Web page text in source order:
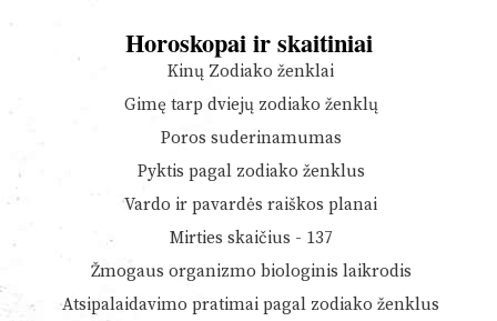
Horoskopai ir skaitiniai
Kinų Zodiako ženklai
Gimę tarp dviejų zodiako ženklų
Poros suderinamumas
Pyktis pagal zodiako ženklus
Vardo ir pavardės raiškos planai
Mirties skaičius - 137
Žmogaus organizmo biologinis laikrodis
Atsipalaidavimo pratimai pagal zodiako ženklus